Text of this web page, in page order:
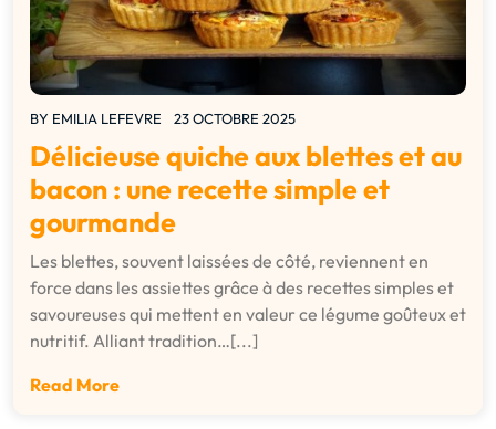
BY EMILIA LEFEVRE 23 OCTOBRE 2025
Délicieuse quiche aux blettes et au
bacon : une recette simple et
gourmande
Les blettes, souvent laissées de côté, reviennent en
force dans les assiettes grâce à des recettes simples et
savoureuses qui mettent en valeur ce légume goûteux et
nutritif. Alliant tradition…[...]
Read More